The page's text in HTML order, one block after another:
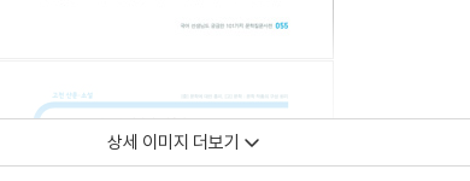
상세 이미지 더보기